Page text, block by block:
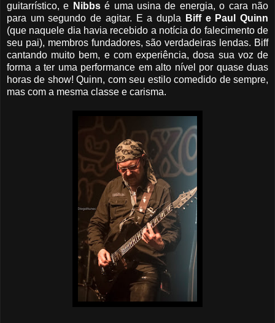
guitarrístico, e Nibbsé uma usina de energia, o cara não
para um segundo de agitar. E a dupla
Biff e Paul Quinn
(que naquele dia havia recebido a notícia do falecimento de
seu pai), membros fundadores, são verdadeiras lendas. Biff
cantando muito bem, e com experiência, dosa sua voz de
forma a ter uma performance em alto nível por quase duas
horas de show! Quinn, com seu estilo comedido de sempre,
mas com a mesma classe e carisma.